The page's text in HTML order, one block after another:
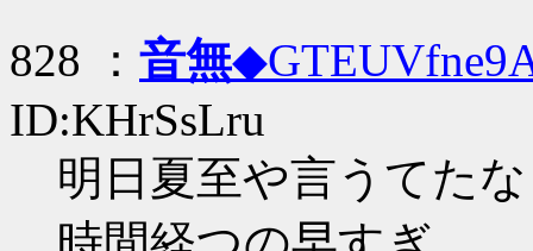
828 ： 音無
ID:KHrSsLru
明日夏至や言うてたな